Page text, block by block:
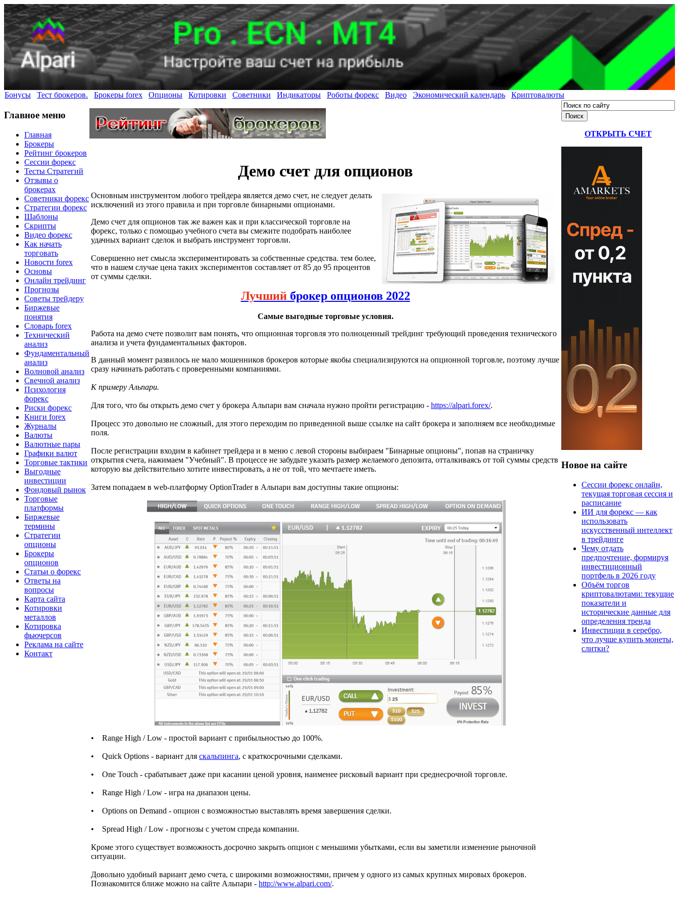
Бонусы Тест брокеров. Брокеры forex Опционы Котировки Советники Индикаторы Роботы форекс Видео Экономический календарь Криптовалюты
Главное меню
Главная
Брокеры
Рейтинг брокеров
Сессии форекс
Тесты Стратегий
Отзывы о
брокерах
Советники форекс
Стратегии форекс
Шаблоны
Скрипты
Видео форекс
Как начать
торговать
Новости forex
Основы
Онлайн трейдинг
Прогнозы
Советы трейдеру
Биржевые
понятия
Словарь forex
Технический
анализ
Фундаментальный
анализ
Волновой анализ
Свечной анализ
Психология
форекс
Риски форекс
Книги forex
Журналы
Валюты
Валютные пары
Графики валют
Торговые тактики
Выгодные
инвестиции
Фондовый рынок
Торговые
платформы
Биржевые
термины
Стратегии
опционы
Брокеры
опционов
Статьи о форекс
Ответы на
вопросы
Карта сайта
Котировки
металлов
Котировка
фьючерсов
Реклама на сайте
Контакт
Демо счет для опционов
Основным инструментом любого трейдера является демо счет, не следует делать
исключений из этого правила и при торговле бинарными опционами.
Демо счет для опционов так же важен как и при классической торговле на
форекс, только с помощью учебного счета вы смежите подобрать наиболее
удачных вариант сделок и выбрать инструмент торговли.
Совершенно нет смысла экспериментировать за собственные средства. тем более,
что в нашем случае цена таких экспериментов составляет от 85 до 95 процентов
от суммы сделки.
Лучшийброкер опционов 2022
Самые выгодные торговые условия.
Работа на демо счете позволит вам понять, что опционная торговля это полноценный трейдинг требующий проведения технического
анализа и учета фундаментальных факторов.
В данный момент развилось не мало мошенников брокеров которые якобы специализируются на опционной торговле, поэтому лучше
сразу начинать работать с проверенными компаниями.
К примеру Альпари.
Для того, что бы открыть демо счет у брокера Альпари вам сначала нужно пройти регистрацию - https://alpari.forex/.
Процесс это довольно не сложный, для этого переходим по приведенной выше ссылке на сайт брокера и заполняем все необходимые
поля.
После регистрации входим в кабинет трейдера и в меню с левой стороны выбираем "Бинарные опционы", попав на страничку
открытия счета, нажимаем "Учебный". В процессе не забудьте указать размер желаемого депозита, отталкиваясь от той суммы средств
которую вы действительно хотите инвестировать, а не от той, что мечтаете иметь.
Затем попадаем в web-платформу OptionTrader в Альпари вам доступны такие опционы:
• Range High / Low - простой вариант с прибыльностью до 100%.
• Quick Options - вариант для скальпинга, с краткосрочными сделками.
• One Touch - срабатывает даже при касании ценой уровня, наименее рисковый вариант при среднесрочной торговле.
• Range High / Low - игра на диапазон цены.
• Options on Demand - опцион с возможностью выставлять время завершения сделки.
• Spread High / Low - прогнозы с учетом спреда компании.
Кроме этого существует возможность досрочно закрыть опцион с меньшими убытками, если вы заметили изменение рыночной
ситуации.
Довольно удобный вариант демо счета, с широкими возможностями, причем у одного из самых крупных мировых брокеров.
Познакомится ближе можно на сайте Альпари - http://www.alpari.com/.
ОТКРЫТЬ СЧЕТ
Новое на сайте
Сессии форекс онлайн,
текущая торговая сессия и
расписание
ИИ для форекс — как
использовать
искусственный интеллект
в трейдинге
Чему отдать
предпочтение, формируя
инвестиционный
портфель в 2026 году
Объём торгов
криптовалютами: текущие
показатели и
исторические данные для
определения тренда
Инвестиции в серебро,
что лучше купить монеты,
слитки?